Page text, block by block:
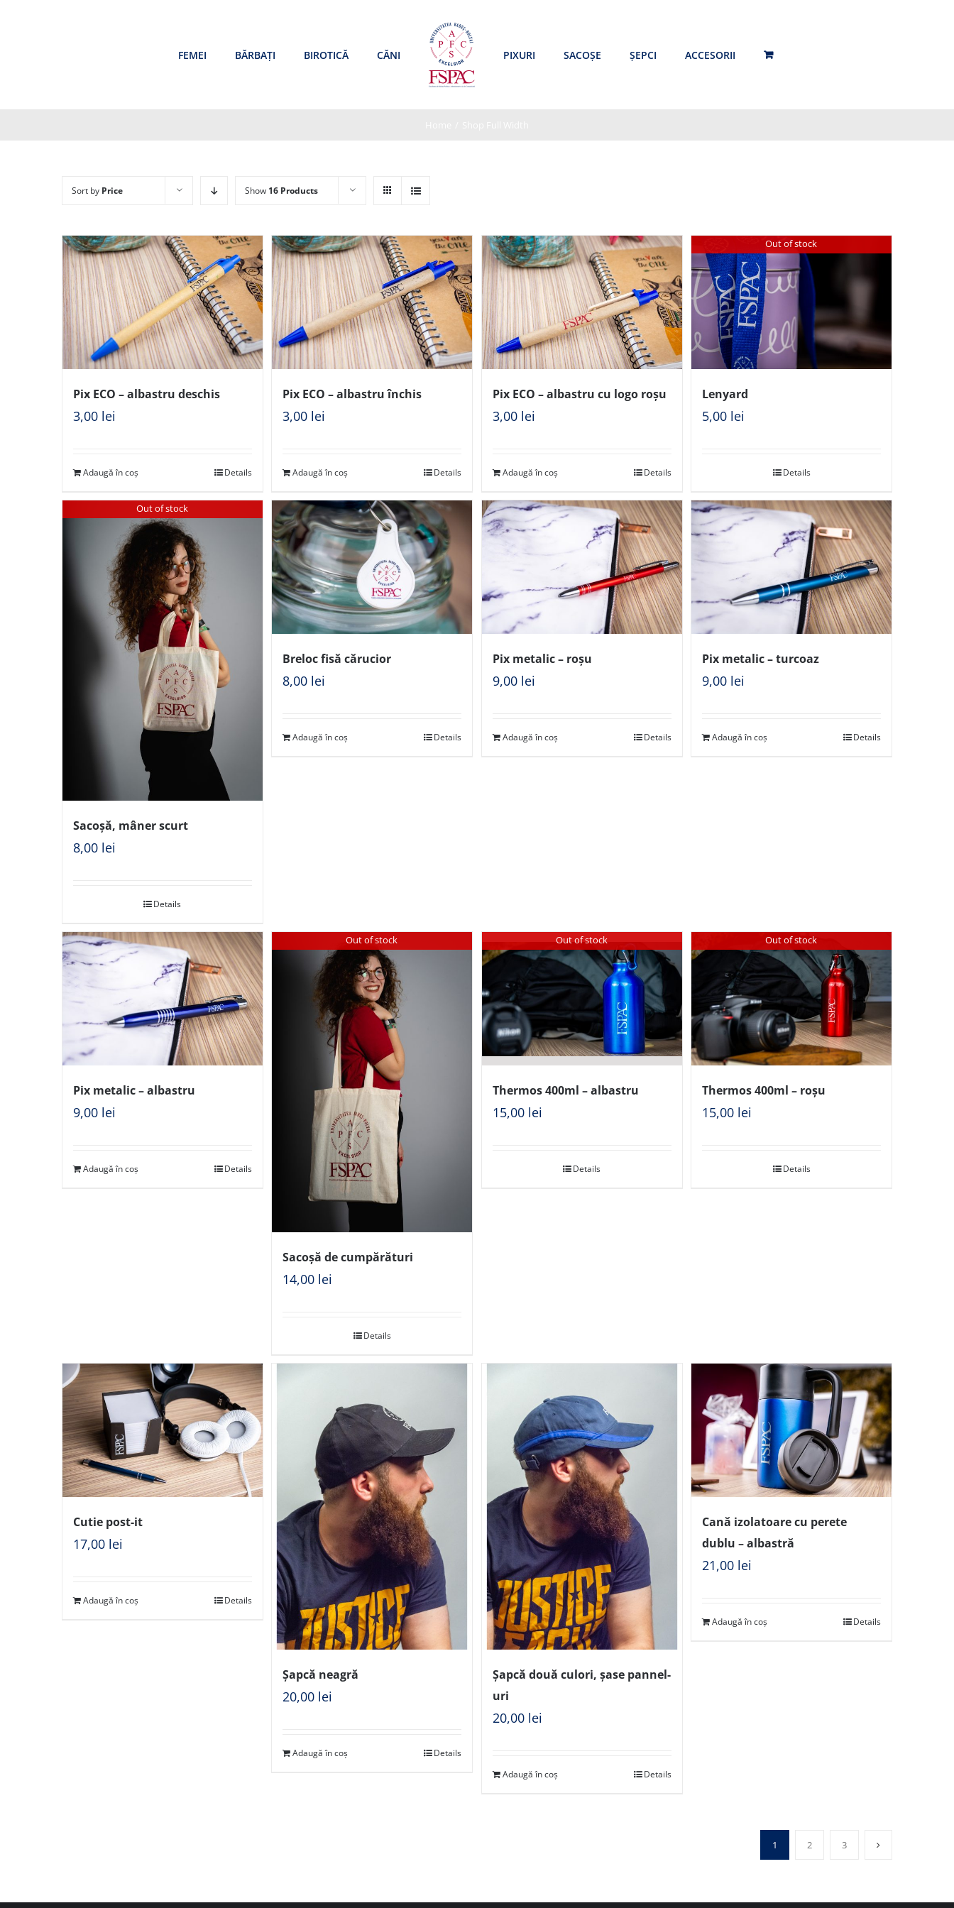
FEMEI BĂRBAȚI BIROTICĂ CĂNI PIXURI SACOȘE ȘEPCI ACCESORII
Sort by Price Show 16 Products
Pix ECO – albastru deschis
3,00 lei
Adaugă în coș Details
Pix ECO – albastru închis
3,00 lei
Adaugă în coș Details
Pix ECO – albastru cu logo roșu
3,00 lei
Adaugă în coș Details
Out of stock
Lenyard
5,00 lei
Details
Out of stock
Sacoșă, mâner scurt
8,00 lei
Details
Breloc fisă cărucior
8,00 lei
Adaugă în coș Details
Pix metalic – roșu
9,00 lei
Adaugă în coș Details
Pix metalic – turcoaz
9,00 lei
Adaugă în coș Details
Pix metalic – albastru
9,00 lei
Adaugă în coș Details
Out of stock
Sacoșă de cumpărături
14,00 lei
Details
Out of stock
Thermos 400ml – albastru
15,00 lei
Details
Out of stock
Thermos 400ml – roșu
15,00 lei
Details
Cutie post-it
17,00 lei
Adaugă în coș Details
Șapcă neagră
20,00 lei
Adaugă în coș Details
Șapcă două culori, șase pannel-
uri
20,00 lei
Adaugă în coș Details
Cană izolatoare cu perete
dublu – albastră
21,00 lei
Adaugă în coș Details
1 2 3